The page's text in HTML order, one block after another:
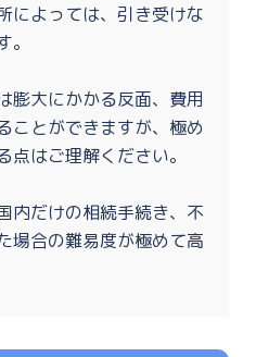
によっては、引き受けな
膨大にかかる反面、費用
ことができますが、極め
点はご理解ください。
内だけの相続手続き、不
場合の難易度が極めて高